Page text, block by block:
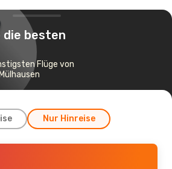
die besten
Flüge von
Nur Hinreise